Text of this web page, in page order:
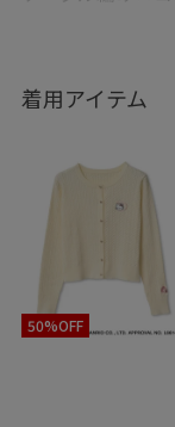
足元はボリュー
ママでも可愛く
着用アイテム
50%OFF